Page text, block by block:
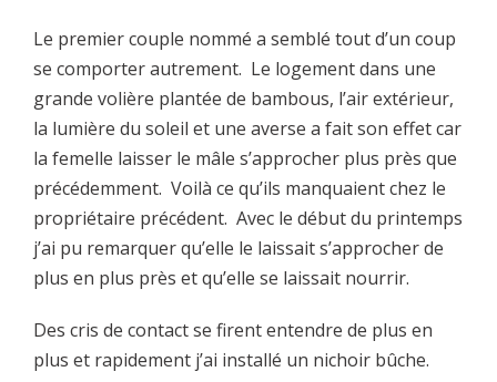
Le premier couple nommé a semblé tout d’un coup
se comporter autrement. Le logement dans une
grande volière plantée de bambous, l’air extérieur,
la lumière du soleil et une averse a fait son effet car
la femelle laisser le mâle s’approcher plus près que
précédemment. Voilà ce qu’ils manquaient chez le
propriétaire précédent. Avec le début du printemps
j’ai pu remarquer qu’elle le laissait s’approcher de
plus en plus près et qu’elle se laissait nourrir.
Des cris de contact se firent entendre de plus en
plus et rapidement j’ai installé un nichoir bûche.